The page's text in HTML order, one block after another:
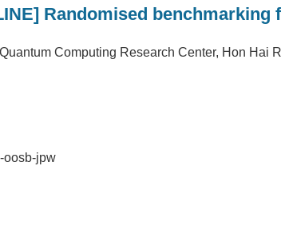
Randomised
Computing Research Center, Hon Hai
oosb-jpw